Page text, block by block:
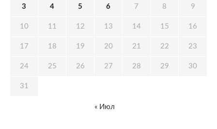
3 4 5 6 7 8 9
10 11 12 13 14 15 16
17 18 19 20 21 22 23
24 25 26 27 28 29 30
31
« Июл